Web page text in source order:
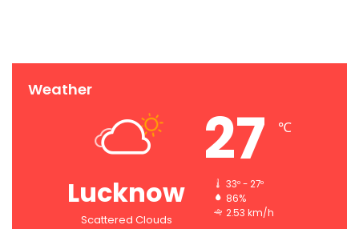
Weather
Lucknow
Scattered Clouds
27 ℃
33º - 27º
86%
2.53 km/h